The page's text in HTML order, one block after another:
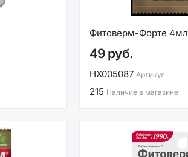
Фитоверм-Форте 4мл
49 руб.
НХ005087 Артикул
215 Наличие в магазине